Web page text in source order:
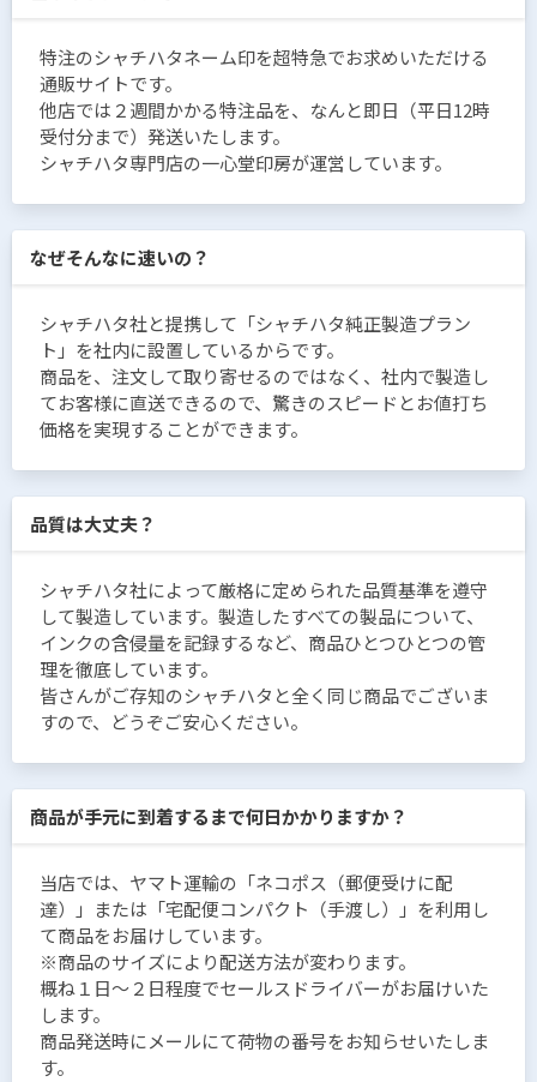
特注のシャチハタネーム印を超特急でお求めいただける
通販サイトです。
他店では２週間かかる特注品を、なんと即日（平日12時
受付分まで）発送いたします。
シャチハタ専門店の一心堂印房が運営しています。
なぜそんなに速いの？
シャチハタ社と提携して「シャチハタ純正製造プラン
ト」を社内に設置しているからです。
商品を、注文して取り寄せるのではなく、社内で製造し
てお客様に直送できるので、驚きのスピードとお値打ち
価格を実現することができます。
品質は大丈夫？
シャチハタ社によって厳格に定められた品質基準を遵守
して製造しています。製造したすべての製品について、
インクの含侵量を記録するなど、商品ひとつひとつの管
理を徹底しています。
皆さんがご存知のシャチハタと全く同じ商品でございま
すので、どうぞご安心ください。
商品が手元に到着するまで何日かかりますか？
当店では、ヤマト運輸の「ネコポス（郵便受けに配
達）」または「宅配便コンパクト（手渡し）」を利用し
て商品をお届けしています。
※商品のサイズにより配送方法が変わります。
概ね１日〜２日程度でセールスドライバーがお届けいた
します。
商品発送時にメールにて荷物の番号をお知らせいたしま
す。